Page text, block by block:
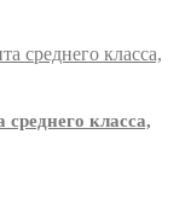
класса,